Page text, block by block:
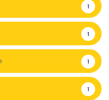
1
1
1
1